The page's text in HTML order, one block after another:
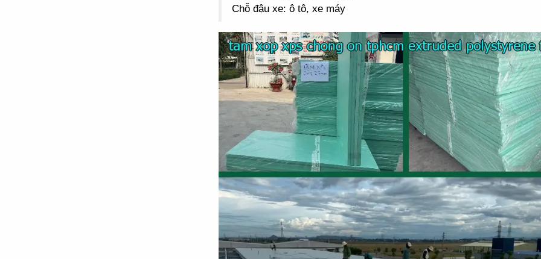
Chỗ đậu xe: ô tô, xe máy